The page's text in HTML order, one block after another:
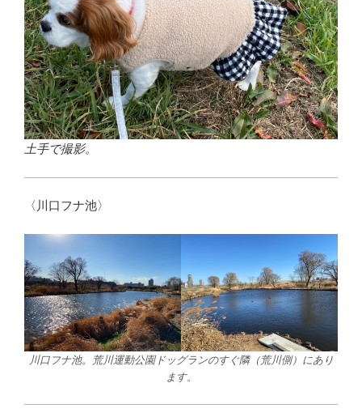
土手で撮影。
〈川口フナ池〉
川口フナ池。荒川運動公園ドッグランのすぐ隣（荒川側）にあり
ます。